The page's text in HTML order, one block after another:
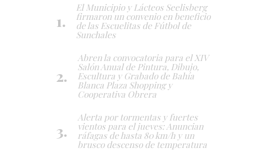
El Municipio y Lácteos Seelisberg
firmaron un convenio en beneficio
de las Escuelitas de Fútbol de
Sunchales
Abren la convocatoria para el XIV
Salón Anual de Pintura, Dibujo,
Escultura y Grabado de Bahía
Blanca Plaza Shopping y
Cooperativa Obrera
Alerta por tormentas y fuertes
vientos para el jueves: Anuncian
ráfagas de hasta 80 km/h y un
brusco descenso de temperatura